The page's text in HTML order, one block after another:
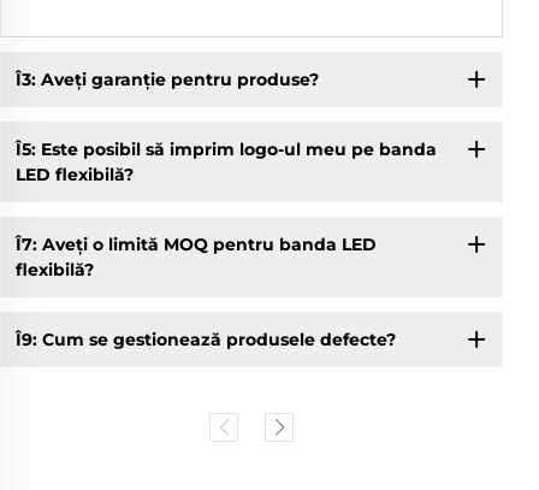
Î3: Aveți garanție pentru produse?
Î5: Este posibil să imprim logo-ul meu pe banda
LED flexibilă?
Î7: Aveți o limită MOQ pentru banda LED
flexibilă?
Î9: Cum se gestionează produsele defecte?